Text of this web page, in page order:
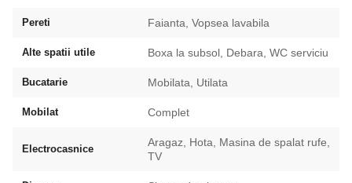
Pereti Faianta, Vopsea lavabila
Alte spatii utile Boxa la subsol, Debara, WC serviciu
Bucatarie Mobilata, Utilata
Mobilat Complet
Electrocasnice
Aragaz, Hota, Masina de spalat rufe,
TV